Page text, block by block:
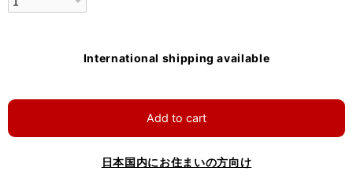
International shipping available
Add to cart
日本国内にお住まいの方向け